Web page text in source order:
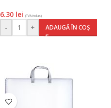
6.30 lei (TVA inclus)
- + ADAUGĂ ÎN COȘ